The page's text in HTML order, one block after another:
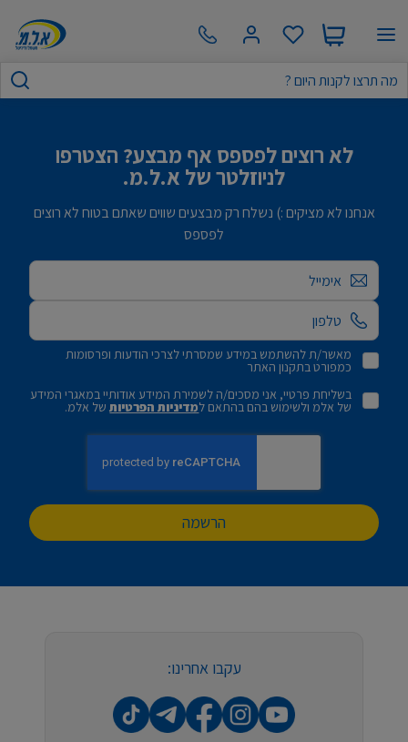
לא רוצים לפספס אף מבצע? הצטרפו
לניוזלטר של א.ל.מ.
אנחנו לא מציקים :) נשלח רק מבצעים שווים שאתם בטוח לא רוצים
לפספס
אימייל
מאשר/ת להשתמש במידע שמסרתי לצרכי הודעות ופרסומות
כמפורט בתקנון האתר
בשליחת פרטיי, אני מסכים/ה לשמירת המידע אודותיי במאגרי המידע
של אלמ ולשימוש בהם בהתאם למדיניות הפרטיותשל אלמ.
הרשמה
עקבו אחרינו: